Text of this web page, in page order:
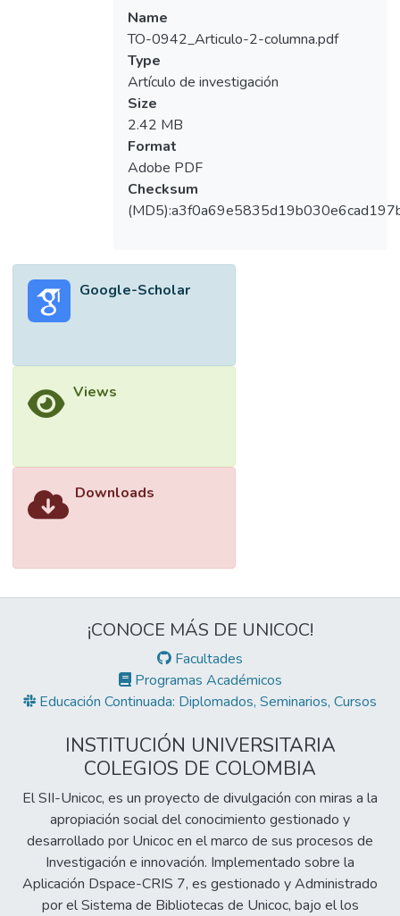
Name
TO-0942_Articulo-2-columna.pdf
Type
Artículo de investigación
Size
2.42 MB
Format
Adobe PDF
Checksum
Google-Scholar
Views
Downloads
¡CONOCE MÁS DE UNICOC!
Facultades
Programas Académicos
Educación Continuada: Diplomados, Seminarios, Cursos
INSTITUCIÓN UNIVERSITARIA
COLEGIOS DE COLOMBIA
El SII-Unicoc, es un proyecto de divulgación con miras a la
apropiación social del conocimiento gestionado y
desarrollado por Unicoc en el marco de sus procesos de
Investigación e innovación. Implementado sobre la
Aplicación Dspace-CRIS 7, es gestionado y Administrado
por el Sistema de Bibliotecas de Unicoc, bajo el los